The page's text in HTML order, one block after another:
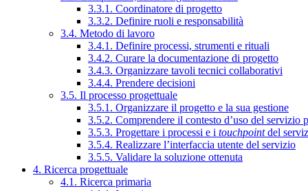
3.3.1. Coordinatore di progetto
3.3.2. Definire ruoli e responsabilità
3.4. Metodo di lavoro
3.4.1. Definire processi, strumenti e rituali
3.4.2. Curare la documentazione di progetto
3.4.3. Organizzare tavoli tecnici collaborativi
3.4.4. Prendere decisioni
3.5. Il processo progettuale
3.5.1. Organizzare il progetto e la sua gestione
3.5.2. Comprendere il contesto d’uso del servizio
3.5.3. Progettare i processi e i touchpointdel
3.5.4. Realizzare l’interfaccia utente del servizio
3.5.5. Validare la soluzione ottenuta
4. Ricerca progettuale
4.1. Ricerca primaria